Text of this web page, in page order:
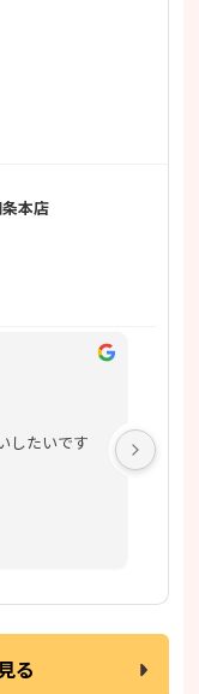
本店
したいです
る